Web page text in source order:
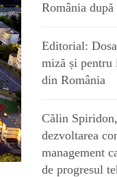
România
Editorial:
miză și
din România
Călin
dezvoltarea
management
de progresul